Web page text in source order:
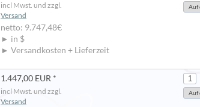
incl Mwst. und zzgl.
Versand
netto: 9.747,48€
► in $
► Versandkosten + Lieferzeit
1.447,00 EUR *
incl Mwst. und zzgl.
Versand